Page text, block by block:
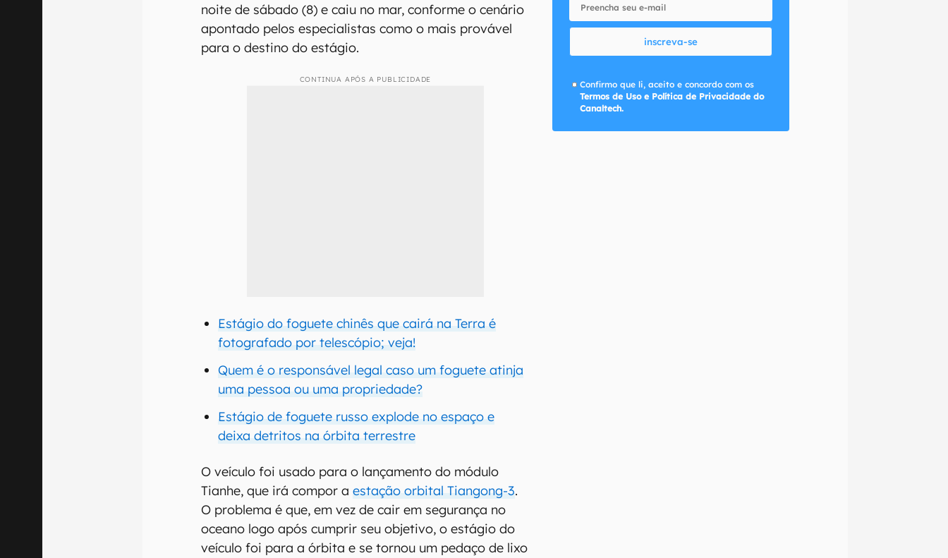
noite de sábado (8) e caiu no mar, conforme o cenário
apontado pelos especialistas como o mais provável
para o destino do estágio.
CONTINUA APÓS A PUBLICIDADE
Estágio do foguete chinês que cairá na Terra é
fotografado por telescópio; veja!
Quem é o responsável legal caso um foguete atinja
uma pessoa ou uma propriedade?
Estágio de foguete russo explode no espaço e
deixa detritos na órbita terrestre
O veículo foi usado para o lançamento do módulo
Tianhe, que irá compor aestação orbital Tiangong-3.
O problema é que, em vez de cair em segurança no
oceano logo após cumprir seu objetivo, o estágio do
veículo foi para a órbita e se tornou um pedaço de lixo
inscreva-se
Confirmo que li, aceito e concordo com os
Termos de Uso e Política de Privacidade do
Canaltech.